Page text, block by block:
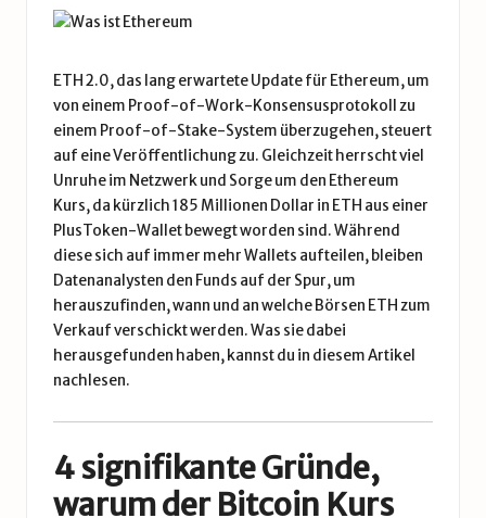
ETH 2.0, das lang erwartete Update für Ethereum, um
von einem Proof-of-Work-Konsensusprotokoll zu
einem Proof-of-Stake-System überzugehen, steuert
auf eine Veröffentlichung zu. Gleichzeit herrscht viel
Unruhe im Netzwerk und Sorge um den Ethereum
Kurs, da kürzlich 185 Millionen Dollar in ETH aus einer
PlusToken-Wallet bewegt worden sind. Während
diese sich auf immer mehr Wallets aufteilen, bleiben
Datenanalysten den Funds auf der Spur, um
herauszufinden, wann und an welche Börsen ETH zum
Verkauf verschickt werden. Was sie dabei
herausgefunden haben, kannst du in diesem Artikel
nachlesen.
4 signifikante Gründe,
warum der Bitcoin Kurs